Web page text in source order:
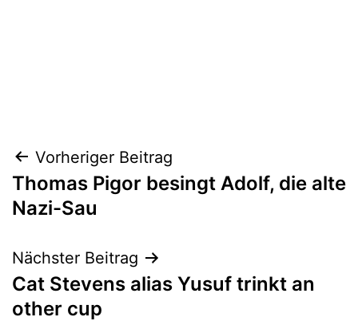
Beitragsnavigation
Vorheriger Beitrag
Thomas Pigor besingt Adolf, die alte
Nazi-Sau
Nächster Beitrag
Cat Stevens alias Yusuf trinkt an
other cup